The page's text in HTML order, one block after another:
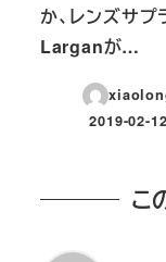
か、レンズサプ
Larganが…
投稿日
2019-02-12
こ